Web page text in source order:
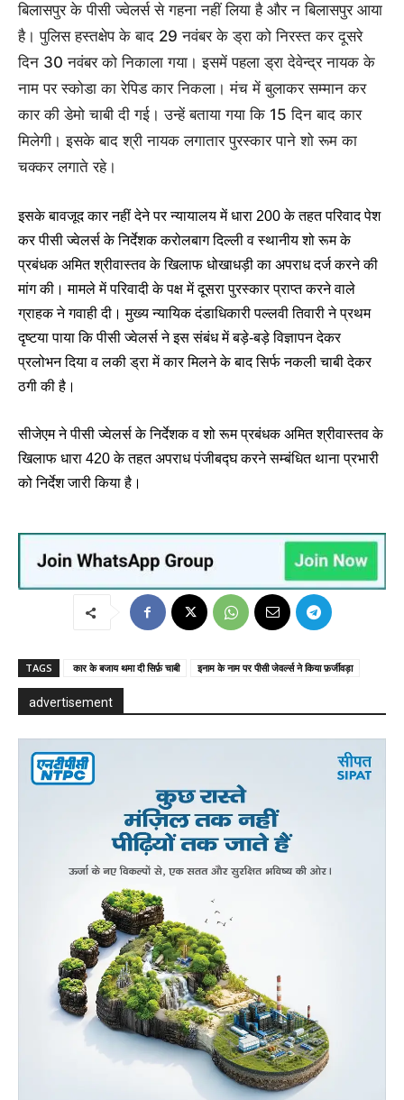
बिलासपुर के पीसी ज्वेलर्स से गहना नहीं लिया है और न बिलासपुर आया
है। पुलिस हस्तक्षेप के बाद 29 नवंबर के ड्रा को निरस्त कर दूसरे
दिन 30 नवंबर को निकाला गया। इसमें पहला ड्रा देवेन्द्र नायक के
नाम पर स्कोडा का रेपिड कार निकला। मंच में बुलाकर सम्मान कर
कार की डेमो चाबी दी गई। उन्हें बताया गया कि 15 दिन बाद कार
मिलेगी। इसके बाद श्री नायक लगातार पुरस्कार पाने शो रूम का
चक्कर लगाते रहे।
इसके बावजूद कार नहीं देने पर न्यायालय में धारा 200 के तहत परिवाद पेश
कर पीसी ज्वेलर्स के निर्देशक करोलबाग दिल्ली व स्थानीय शो रूम के
प्रबंधक अमित श्रीवास्तव के खिलाफ धोखाधड़ी का अपराध दर्ज करने की
मांग की। मामले में परिवादी के पक्ष में दूसरा पुरस्कार प्राप्त करने वाले
ग्राहक ने गवाही दी। मुख्य न्यायिक दंडाधिकारी पल्लवी तिवारी ने प्रथम
दृष्टया पाया कि पीसी ज्वेलर्स ने इस संबंध में बड़े-बड़े विज्ञापन देकर
प्रलोभन दिया व लकी ड्रा में कार मिलने के बाद सिर्फ नकली चाबी देकर
ठगी की है।
सीजेएम ने पीसी ज्वेलर्स के निर्देशक व शो रूम प्रबंधक अमित श्रीवास्तव के
खिलाफ धारा 420 के तहत अपराध पंजीबद्घ करने सम्बंधित थाना प्रभारी
को निर्देश जारी किया है।
TAGS कार के बजाय थमा दी सिर्फ़ चाबी इनाम के नाम पर पीसी जेवर्ल्स ने किया फ़र्जीवड़ा
advertisement